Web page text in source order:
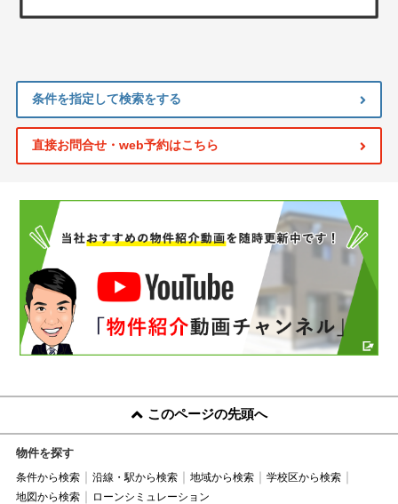
条件を指定して検索をする
直接お問合せ・web予約はこちら
このページの先頭へ
物件を探す
条件から検索 沿線・駅から検索 地域から検索
学校区から検索
地図から検索
ローンシミュレーション